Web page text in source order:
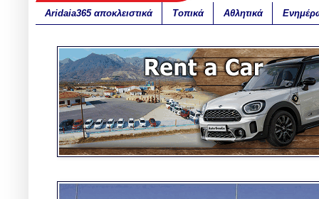
Aridaia365 αποκλειστικά Τοπικά Αθλητικά